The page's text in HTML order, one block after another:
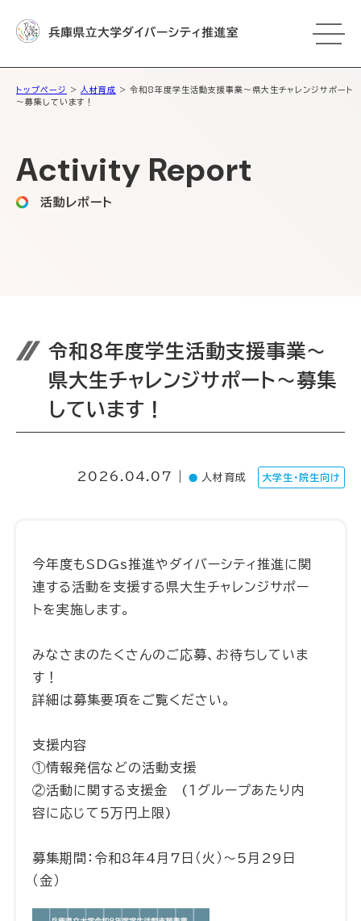
トップページ > 人材育成 > 令和8年度学生活動支援事業～県大生チャレンジサポート
～募集しています！
Activity Report
活動レポート
令和8年度学生活動支援事業～
県大生チャレンジサポート～募集
しています！
2026.04.07 | 人材育成 大学生・院生向け
今年度もSDGs推進やダイバーシティ推進に関
連する活動を支援する県大生チャレンジサポー
トを実施します。
みなさまのたくさんのご応募、お待ちしていま
す！
詳細は募集要項をご覧ください。
支援内容
①情報発信などの活動支援
②活動に関する支援金 (１グループあたり内
容に応じて５万円上限)
募集期間：令和8年4月7日（火）～5月29日
（金）